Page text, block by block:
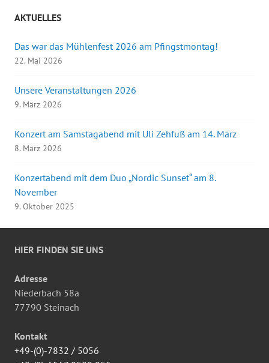
AKTUELLES
Das war das Mühlenfest 2026 am Pfingstmontag!
22. Mai 2026
Unsere Veranstaltungen 2026
9. März 2026
Konzert am Samstagabend mit Uli Zehfuß am 14. März
8. März 2026
Konzertabend mit dem Duo „Nordic Sunset“ am 8.
November
9. Oktober 2025
HIER FINDEN SIE UNS
Adresse
Niederbach 58a
77790 Steinach
Kontakt
+49-(0)-7832 / 5056